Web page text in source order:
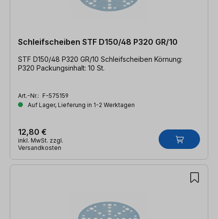
Schleifscheiben STF D150/48 P320 GR/10
STF D150/48 P320 GR/10 Schleifscheiben Körnung:
P320 Packungsinhalt: 10 St.
Art.-Nr.: F-575159
Auf Lager, Lieferung in 1-2 Werktagen
12,80 €
inkl. MwSt. zzgl.
Versandkosten